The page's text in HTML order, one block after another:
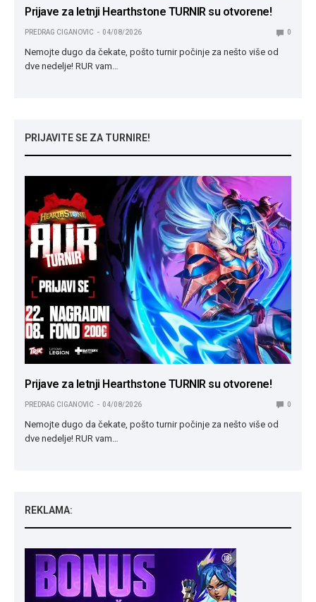
Prijave za letnji Hearthstone TURNIR su otvorene!
PREDRAG CIGANOVIC 04/08/2026 0
Nemojte dugo da čekate, pošto turnir počinje za nešto više od
dve nedelje! RUR vam…
PRIJAVITE SE ZA TURNIRE!
Prijave za letnji Hearthstone TURNIR su otvorene!
PREDRAG CIGANOVIC 04/08/2026 0
Nemojte dugo da čekate, pošto turnir počinje za nešto više od
dve nedelje! RUR vam…
REKLAMA: